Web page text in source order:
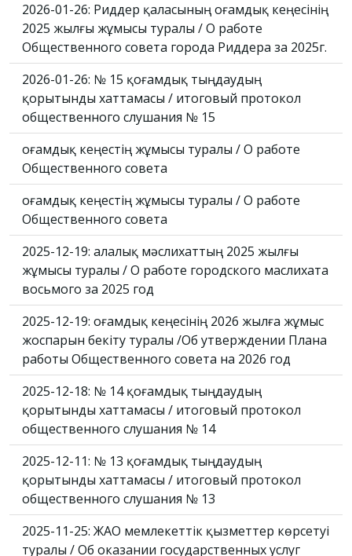
2026-01-26: Риддер қаласының Қоғамдық кеңесінің
2025 жылғы жұмысы туралы / О работе
Общественного совета города Риддера за 2025г.
2026-01-26: № 15 қоғамдық тыңдаудың
қорытынды хаттамасы / итоговый протокол
общественного слушания № 15
Қоғамдық кеңестің жұмысы туралы / О работе
Общественного совета
Қоғамдық кеңестің жұмысы туралы / О работе
Общественного совета
2025-12-19: Қалалық мәслихаттың 2025 жылғы
жұмысы туралы / О работе городского маслихата
восьмого за 2025 год
2025-12-19: Қоғамдық кеңесінің 2026 жылға жұмыс
жоспарын бекіту туралы /Об утверждении Плана
работы Общественного совета на 2026 год
2025-12-18: № 14 қоғамдық тыңдаудың
қорытынды хаттамасы / итоговый протокол
общественного слушания № 14
2025-12-11: № 13 қоғамдық тыңдаудың
қорытынды хаттамасы / итоговый протокол
общественного слушания № 13
2025-11-25: ЖАО мемлекеттік қызметтер көрсетуі
туралы / Об оказании государственных услуг